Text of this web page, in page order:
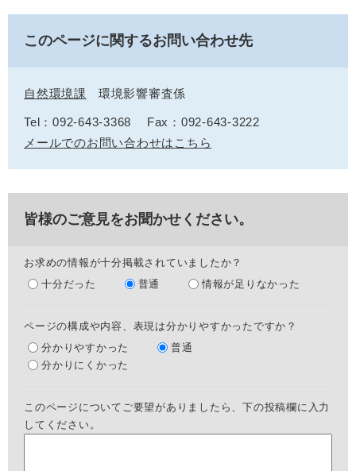
このページに関するお問い合わせ先
自然環境課 環境影響審査係
Tel：092-643-3368
Fax：092-643-3222
メールでのお問い合わせはこちら
皆様のご意見をお聞かせください。
お求めの情報が十分掲載されていましたか？
十分だった
普通 情報が足りなかった
ページの構成や内容、表現は分かりやすかったですか？
分かりやすかった
普通
分かりにくかった
このページについてご要望がありましたら、下の投稿欄に入力
してください。